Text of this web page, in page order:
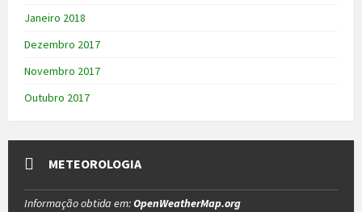
Janeiro 2018
Dezembro 2017
Novembro 2017
Outubro 2017
METEOROLOGIA
Informação obtida em:OpenWeatherMap.org